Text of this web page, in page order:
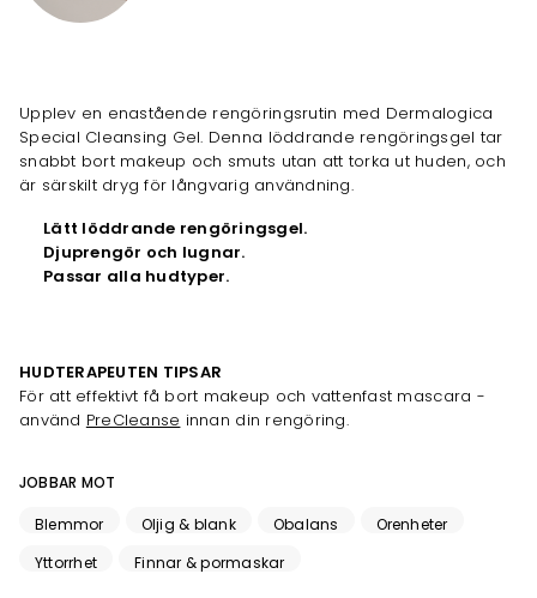
Upplev en enastående rengöringsrutin med Dermalogica
Special Cleansing Gel. Denna löddrande rengöringsgel tar
snabbt bort makeup och smuts utan att torka ut huden, och
är särskilt dryg för långvarig användning.
Lätt löddrande rengöringsgel.
Djuprengör och lugnar.
Passar alla hudtyper.
HUDTERAPEUTEN TIPSAR
För att effektivt få bort makeup och vattenfast mascara -
använd PreCleanse innan din rengöring.
JOBBAR MOT
Blemmor Oljig & blank Obalans
Orenheter
Yttorrhet
Finnar & pormaskar